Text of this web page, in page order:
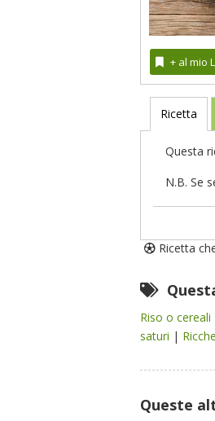
+ al mio
Ricetta
Questa
N.B. Se
Ricetta
Riso o cereali
saturi |
Queste